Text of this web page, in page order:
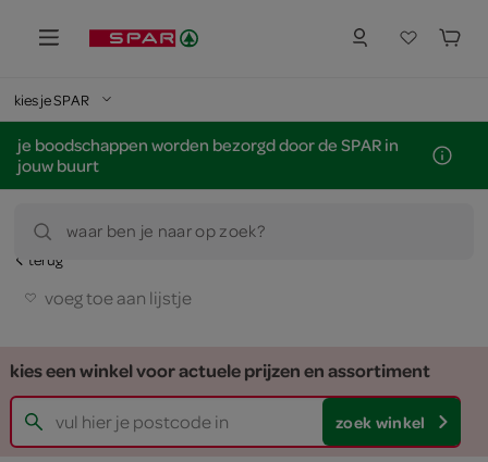
kies je SPAR
je boodschappen worden bezorgd door de SPAR in
jouw buurt
waar ben je naar op zoek?
terug
voeg toe aan lijstje
kies een winkel voor actuele prijzen en assortiment
zoek winkel